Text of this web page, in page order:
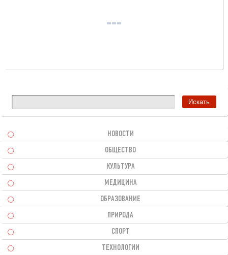
НОВОСТИ
ОБЩЕСТВО
КУЛЬТУРА
МЕДИЦИНА
ОБРАЗОВАНИЕ
ПРИРОДА
СПОРТ
ТЕХНОЛОГИИ